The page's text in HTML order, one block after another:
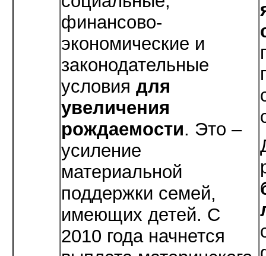
финансово-
экономические и
законодательные
условия для
увеличения
рождаемости. Это –
усиление
материальной
поддержки семей,
имеющих детей. С
2010 года начнется